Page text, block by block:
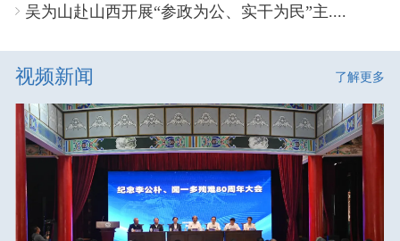
吴为山赴山西开展“参政为公、实干为民”主....
视频新闻 了解更多